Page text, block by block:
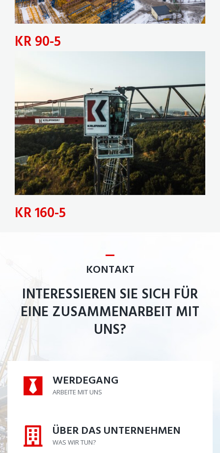
KR 90-5
KR 160-5
KONTAKT
INTERESSIEREN SIE SICH FÜR
EINE ZUSAMMENARBEIT MIT
UNS?
WERDEGANG
ARBEITE MIT UNS
WERDEGANG
ÜBER DAS UNTERNEHMEN
WAS WIR TUN?
ÜBER DAS UNTERNEHMEN